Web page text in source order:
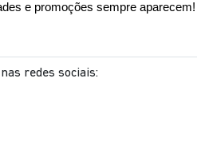
e promoções sempre aparecem!
redes sociais: